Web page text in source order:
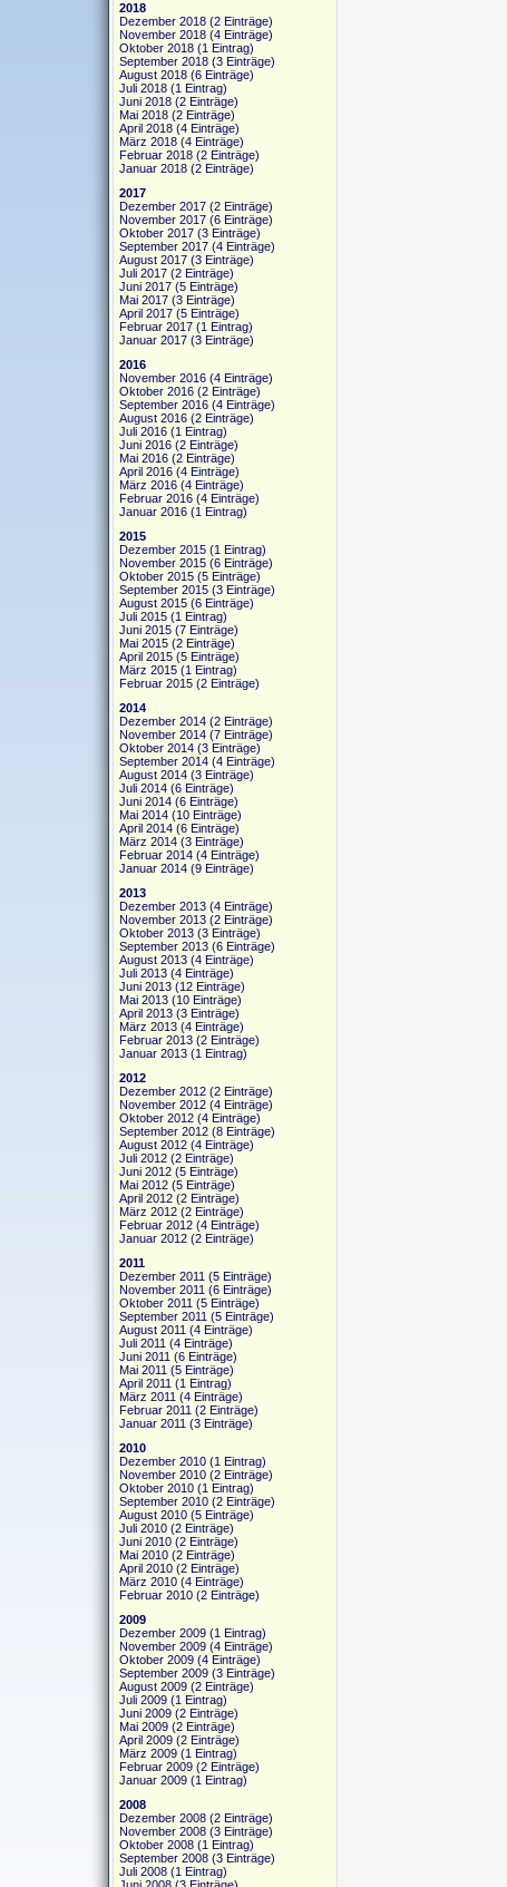
2018
Dezember 2018 (2 Einträge)
November 2018 (4 Einträge)
Oktober 2018 (1 Eintrag)
September 2018 (3 Einträge)
August 2018 (6 Einträge)
Juli 2018 (1 Eintrag)
Juni 2018 (2 Einträge)
Mai 2018 (2 Einträge)
April 2018 (4 Einträge)
März 2018 (4 Einträge)
Februar 2018 (2 Einträge)
Januar 2018 (2 Einträge)
2017
Dezember 2017 (2 Einträge)
November 2017 (6 Einträge)
Oktober 2017 (3 Einträge)
September 2017 (4 Einträge)
August 2017 (3 Einträge)
Juli 2017 (2 Einträge)
Juni 2017 (5 Einträge)
Mai 2017 (3 Einträge)
April 2017 (5 Einträge)
Februar 2017 (1 Eintrag)
Januar 2017 (3 Einträge)
2016
November 2016 (4 Einträge)
Oktober 2016 (2 Einträge)
September 2016 (4 Einträge)
August 2016 (2 Einträge)
Juli 2016 (1 Eintrag)
Juni 2016 (2 Einträge)
Mai 2016 (2 Einträge)
April 2016 (4 Einträge)
März 2016 (4 Einträge)
Februar 2016 (4 Einträge)
Januar 2016 (1 Eintrag)
2015
Dezember 2015 (1 Eintrag)
November 2015 (6 Einträge)
Oktober 2015 (5 Einträge)
September 2015 (3 Einträge)
August 2015 (6 Einträge)
Juli 2015 (1 Eintrag)
Juni 2015 (7 Einträge)
Mai 2015 (2 Einträge)
April 2015 (5 Einträge)
März 2015 (1 Eintrag)
Februar 2015 (2 Einträge)
2014
Dezember 2014 (2 Einträge)
November 2014 (7 Einträge)
Oktober 2014 (3 Einträge)
September 2014 (4 Einträge)
August 2014 (3 Einträge)
Juli 2014 (6 Einträge)
Juni 2014 (6 Einträge)
Mai 2014 (10 Einträge)
April 2014 (6 Einträge)
März 2014 (3 Einträge)
Februar 2014 (4 Einträge)
Januar 2014 (9 Einträge)
2013
Dezember 2013 (4 Einträge)
November 2013 (2 Einträge)
Oktober 2013 (3 Einträge)
September 2013 (6 Einträge)
August 2013 (4 Einträge)
Juli 2013 (4 Einträge)
Juni 2013 (12 Einträge)
Mai 2013 (10 Einträge)
April 2013 (3 Einträge)
März 2013 (4 Einträge)
Februar 2013 (2 Einträge)
Januar 2013 (1 Eintrag)
2012
Dezember 2012 (2 Einträge)
November 2012 (4 Einträge)
Oktober 2012 (4 Einträge)
September 2012 (8 Einträge)
August 2012 (4 Einträge)
Juli 2012 (2 Einträge)
Juni 2012 (5 Einträge)
Mai 2012 (5 Einträge)
April 2012 (2 Einträge)
März 2012 (2 Einträge)
Februar 2012 (4 Einträge)
Januar 2012 (2 Einträge)
2011
Dezember 2011 (5 Einträge)
November 2011 (6 Einträge)
Oktober 2011 (5 Einträge)
September 2011 (5 Einträge)
August 2011 (4 Einträge)
Juli 2011 (4 Einträge)
Juni 2011 (6 Einträge)
Mai 2011 (5 Einträge)
April 2011 (1 Eintrag)
März 2011 (4 Einträge)
Februar 2011 (2 Einträge)
Januar 2011 (3 Einträge)
2010
Dezember 2010 (1 Eintrag)
November 2010 (2 Einträge)
Oktober 2010 (1 Eintrag)
September 2010 (2 Einträge)
August 2010 (5 Einträge)
Juli 2010 (2 Einträge)
Juni 2010 (2 Einträge)
Mai 2010 (2 Einträge)
April 2010 (2 Einträge)
März 2010 (4 Einträge)
Februar 2010 (2 Einträge)
2009
Dezember 2009 (1 Eintrag)
November 2009 (4 Einträge)
Oktober 2009 (4 Einträge)
September 2009 (3 Einträge)
August 2009 (2 Einträge)
Juli 2009 (1 Eintrag)
Juni 2009 (2 Einträge)
Mai 2009 (2 Einträge)
April 2009 (2 Einträge)
März 2009 (1 Eintrag)
Februar 2009 (2 Einträge)
Januar 2009 (1 Eintrag)
2008
Dezember 2008 (2 Einträge)
November 2008 (3 Einträge)
Oktober 2008 (1 Eintrag)
September 2008 (3 Einträge)
Juli 2008 (1 Eintrag)